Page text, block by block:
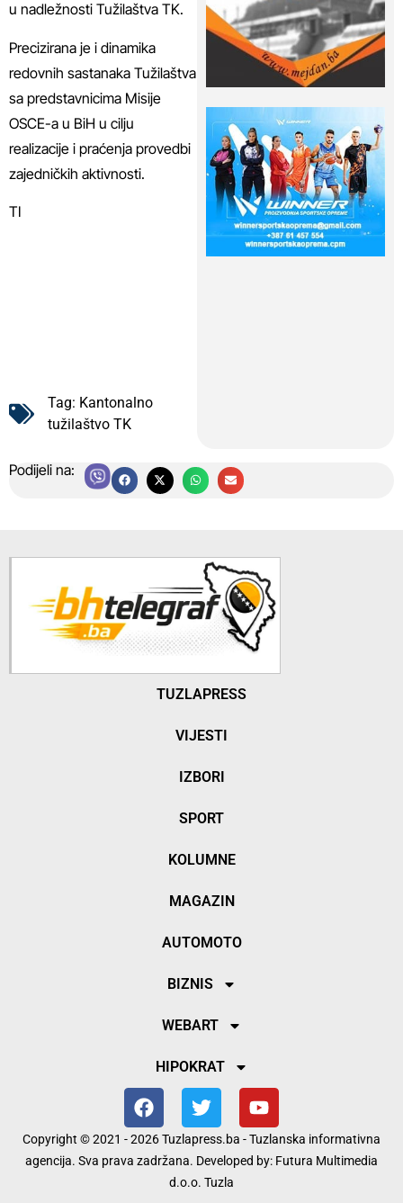
u nadležnosti Tužilaštva TK.
Precizirana je i dinamika
redovnih sastanaka Tužilaštva
sa predstavnicima Misije
OSCE-a u BiH u cilju
realizacije i praćenja provedbi
zajedničkih aktivnosti.
TI
Tag: Kantonalno
tužilaštvo TK
Podijeli na:
TUZLAPRESS
VIJESTI
IZBORI
SPORT
KOLUMNE
MAGAZIN
AUTOMOTO
BIZNIS
WEBART
HIPOKRAT
Copyright © 2021 - 2026 Tuzlapress.ba - Tuzlanska informativna
agencija. Sva prava zadržana. Developed by: Futura Multimedia
d.o.o. Tuzla